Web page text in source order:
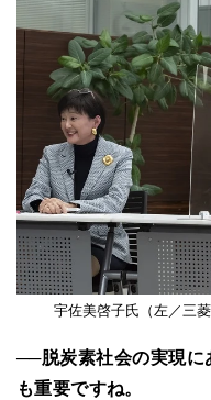
宇佐美啓子氏（左／三
──脱炭素社会の実現に
も重要ですね。